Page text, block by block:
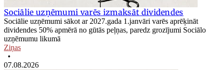
Sociālie uzņēmumi varēs izmaksāt dividendes
Sociālie uzņēmumi sākot ar 2027.gada 1.janvāri varēs aprēķināt
dividendes 50% apmērā no gūtās peļņas, paredz grozījumi Sociālo
uzņēmumu likumā
Ziņas
•
07.08.2026